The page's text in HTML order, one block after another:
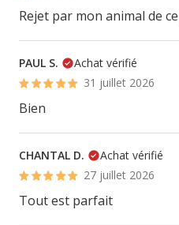
Rejet par mon animal de
PAUL S.
Achat vérifié
31 juillet 2026
Bien
CHANTAL D.
Achat vérifié
27 juillet 2026
Tout est parfait